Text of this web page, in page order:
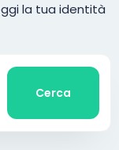
la tua identità
Cerca